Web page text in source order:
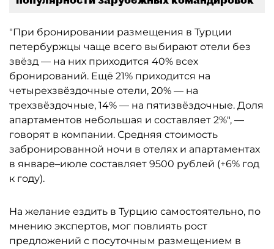
"При бронировании размещения в Турции
петербуржцы чаще всего выбирают отели без
звёзд — на них приходится 40% всех
бронирований. Ещё 21% приходится на
четырехзвёздочные отели, 20% — на
трехзвёздочные, 14% — на пятизвёздочные. Доля
апартаментов небольшая и составляет 2%", —
говорят в компании. Средняя стоимость
забронированной ночи в отелях и апартаментах
в январе–июле составляет 9500 рублей (+6% год
к году).
На желание ездить в Турцию самостоятельно, по
мнению экспертов, мог повлиять рост
предложений с посуточным размещением в